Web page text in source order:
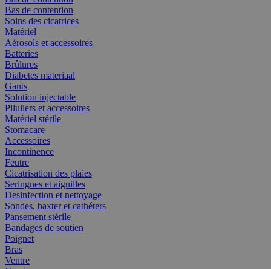
Bas de contention
Soins des cicatrices
Matériel
Aérosols et accessoires
Batteries
Brûlures
Diabetes materiaal
Gants
Solution injectable
Piluliers et accessoires
Matériel stérile
Stomacare
Accessoires
Incontinence
Feutre
Cicatrisation des plaies
Seringues et aiguilles
Desinfection et nettoyage
Sondes, baxter et cathéters
Pansement stérile
Bandages de soutien
Poignet
Bras
Ventre